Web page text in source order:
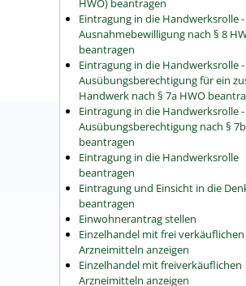
HWO) beantragen
Eintragung in die Handwerksrolle -
Ausnahmebewilligung nach § 8
beantragen
Eintragung in die Handwerksrolle -
Ausübungsberechtigung für ein
Handwerk nach § 7a HWO
Eintragung in die Handwerksrolle -
Ausübungsberechtigung nach §
beantragen
Eintragung in die Handwerksrolle
beantragen
Eintragung und Einsicht in die
beantragen
Einwohnerantrag stellen
Einzelhandel mit frei verkäuflichen
Arzneimitteln anzeigen
Einzelhandel mit freiverkäuflichen
Arzneimitteln anzeigen